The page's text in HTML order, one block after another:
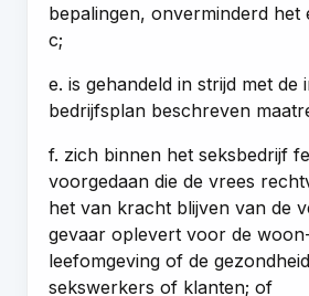
bepalingen, onverminderd het
c;
e. is gehandeld in strijd met de
bedrijfsplan beschreven
f. zich binnen het seksbedrijf
voorgedaan die de vrees
het van kracht blijven van de
gevaar oplevert voor de
leefomgeving of de
sekswerkers of klanten; of